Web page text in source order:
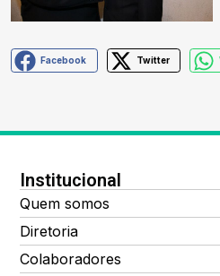
Facebook Twitter
Institucional
Quem somos
Diretoria
Colaboradores